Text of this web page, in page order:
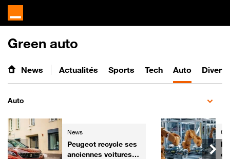
Green auto
News Actualités Sports Tech Auto
Auto
News
Peugeot recycle ses
anciennes voitures